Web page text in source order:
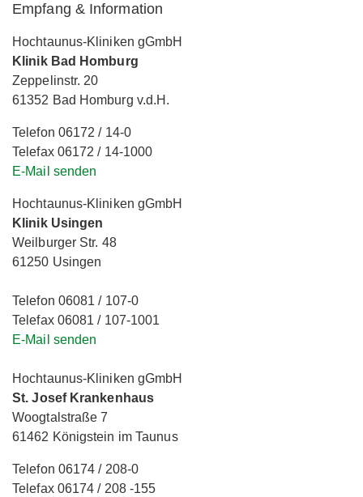
Empfang & Information
Hochtaunus-Kliniken gGmbH
Klinik Bad Homburg
Zeppelinstr. 20
61352 Bad Homburg v.d.H.
Telefon 06172 / 14-0
Telefax 06172 / 14-1000
E-Mail senden
Hochtaunus-Kliniken gGmbH
Klinik Usingen
Weilburger Str. 48
61250 Usingen
Telefon 06081 / 107-0
Telefax 06081 / 107-1001
E-Mail senden
Hochtaunus-Kliniken gGmbH
St. Josef Krankenhaus
Woogtalstraße 7
61462 Königstein im Taunus
Telefon 06174 / 208-0
Telefax 06174 / 208 -155